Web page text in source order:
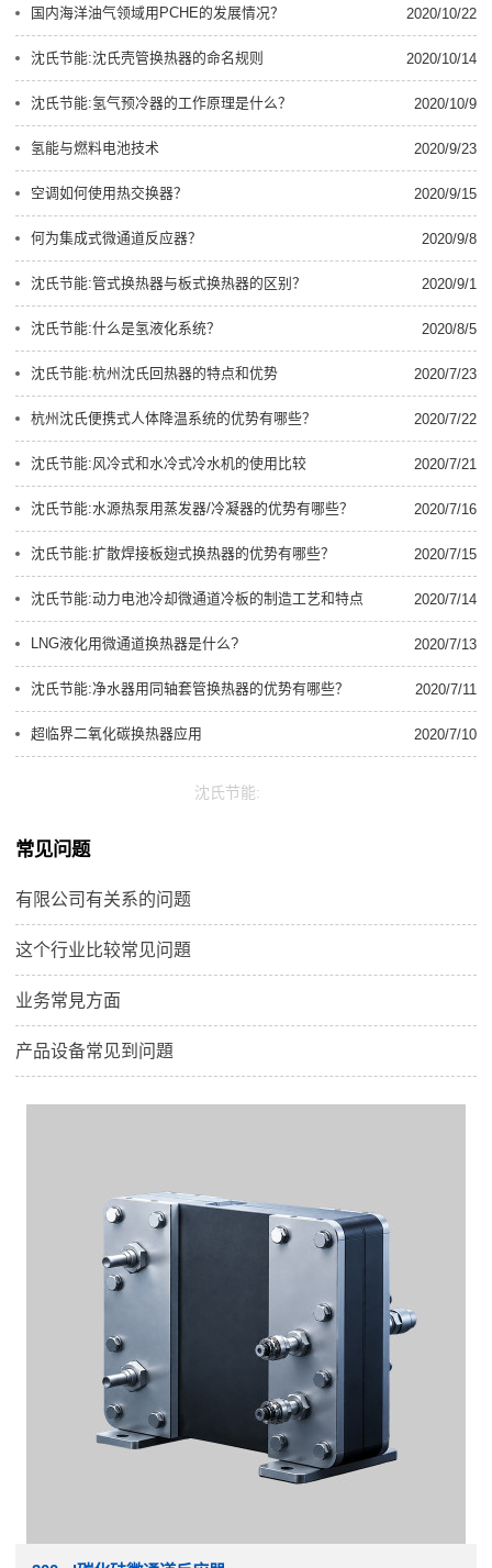
国内海洋油气领域用PCHE的发展情况？ 2020/10/22
沈氏节能:沈氏壳管换热器的命名规则 2020/10/14
沈氏节能:氢气预冷器的工作原理是什么？ 2020/10/9
氢能与燃料电池技术 2020/9/23
空调如何使用热交换器？ 2020/9/15
何为集成式微通道反应器？ 2020/9/8
沈氏节能:管式换热器与板式换热器的区别？ 2020/9/1
沈氏节能:什么是氢液化系统？ 2020/8/5
沈氏节能:杭州沈氏回热器的特点和优势 2020/7/23
杭州沈氏便携式人体降温系统的优势有哪些？ 2020/7/22
沈氏节能:风冷式和水冷式冷水机的使用比较 2020/7/21
沈氏节能:水源热泵用蒸发器/冷凝器的优势有哪些？ 2020/7/16
沈氏节能:扩散焊接板翅式换热器的优势有哪些？ 2020/7/15
沈氏节能:动力电池冷却微通道冷板的制造工艺和特点 2020/7/14
LNG液化用微通道换热器是什么? 2020/7/13
沈氏节能:净水器用同轴套管换热器的优势有哪些？ 2020/7/11
超临界二氧化碳换热器应用 2020/7/10
沈氏节能:
常见问题
有限公司有关系的问题
这个行业比较常见问題
业务常見方面
产品设备常见到问題